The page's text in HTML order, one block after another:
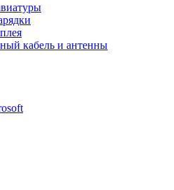
кабель и антенны